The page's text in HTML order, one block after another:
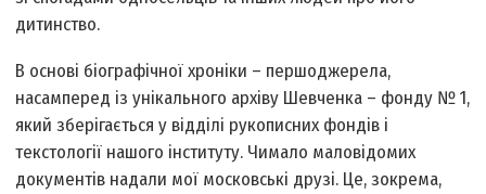
дитинство.
В основі біографічної хроніки – першоджерела,
насамперед із унікального архіву Шевченка – фонду № 1,
який зберігається у відділі рукописних фондів і
текстології нашого інституту. Чимало маловідомих
документів надали мої московські друзі. Це, зокрема,